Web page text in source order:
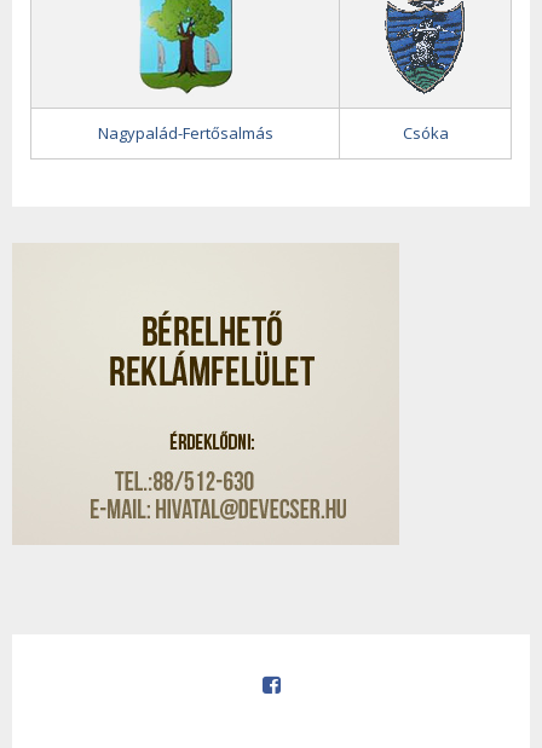
Nagypalád-Fertősalmás Csóka